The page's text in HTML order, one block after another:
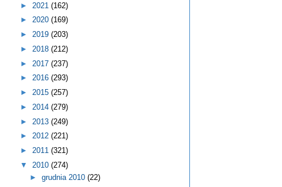
► 2021 (162)
► 2020 (169)
► 2019 (203)
► 2018 (212)
► 2017 (237)
► 2016 (293)
► 2015 (257)
► 2014 (279)
► 2013 (249)
► 2012 (221)
► 2011 (321)
▼ 2010 (274)
► grudnia 2010 (22)